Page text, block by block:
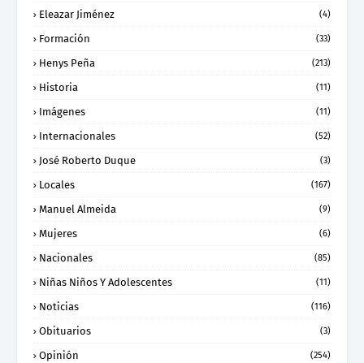
Eleazar Jiménez (4)
Formación (33)
Henys Peña (213)
Historia (11)
Imágenes (11)
Internacionales (52)
José Roberto Duque (3)
Locales (167)
Manuel Almeida (9)
Mujeres (6)
Nacionales (85)
Niñas Niños Y Adolescentes (11)
Noticias (116)
Obituarios (3)
Opinión (254)